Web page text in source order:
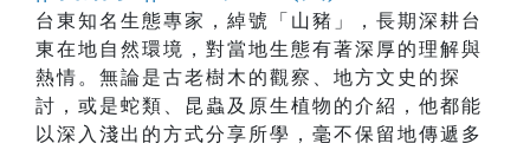
台東知名生態專家，綽號「山豬」，長期深耕台
東在地自然環境，對當地生態有著深厚的理解與
熱情。無論是古老樹木的觀察、地方文史的探
討，或是蛇類、昆蟲及原生植物的介紹，他都能
以深入淺出的方式分享所學，毫不保留地傳遞多